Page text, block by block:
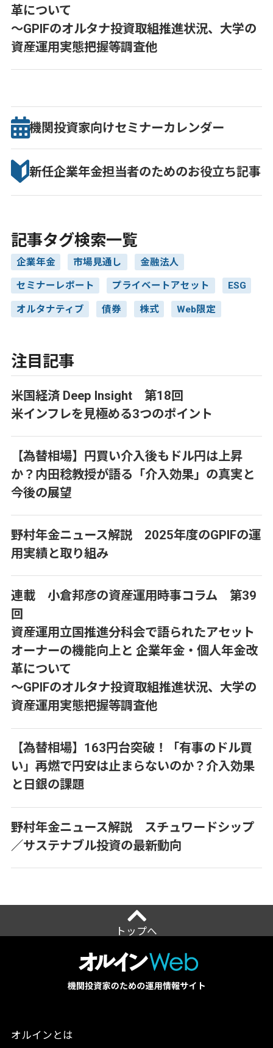
革について
～GPIFのオルタナ投資取組推進状況、大学の
資産運用実態把握等調査他
機関投資家向けセミナーカレンダー
新任企業年金担当者のためのお役立ち記事
記事タグ検索一覧
企業年金 市場見通し 金融法人
セミナーレポート プライベートアセット ESG
オルタナティブ 債券 株式 Web限定
注目記事
米国経済 Deep Insight 第18回
米インフレを見極める3つのポイント
【為替相場】円買い介入後もドル円は上昇
か？内田稔教授が語る「介入効果」の真実と
今後の展望
野村年金ニュース解説 2025年度のGPIFの運
用実績と取り組み
連載 小倉邦彦の資産運用時事コラム 第39
回
資産運用立国推進分科会で語られたアセット
オーナーの機能向上と 企業年金・個人年金改
革について
～GPIFのオルタナ投資取組推進状況、大学の
資産運用実態把握等調査他
【為替相場】163円台突破！「有事のドル買
い」再燃で円安は止まらないのか？介入効果
と日銀の課題
野村年金ニュース解説 スチュワードシップ
／サステナブル投資の最新動向
トップへ
オルインとは